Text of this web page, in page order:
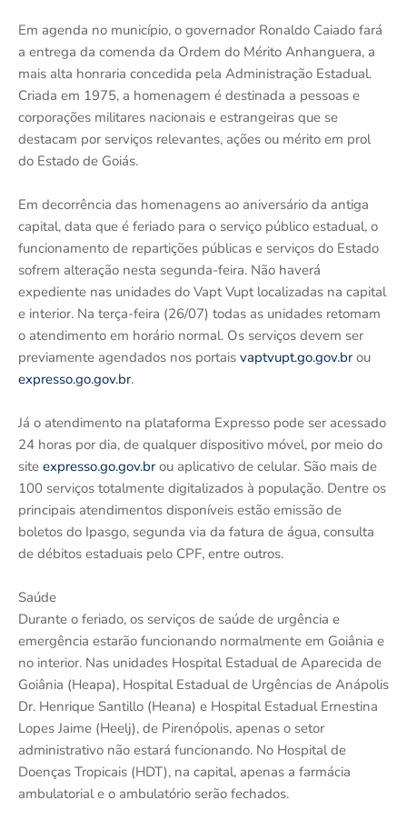
Em agenda no município, o governador Ronaldo Caiado fará
a entrega da comenda da Ordem do Mérito Anhanguera, a
mais alta honraria concedida pela Administração Estadual.
Criada em 1975, a homenagem é destinada a pessoas e
corporações militares nacionais e estrangeiras que se
destacam por serviços relevantes, ações ou mérito em prol
do Estado de Goiás.
Em decorrência das homenagens ao aniversário da antiga
capital, data que é feriado para o serviço público estadual, o
funcionamento de repartições públicas e serviços do Estado
sofrem alteração nesta segunda-feira. Não haverá
expediente nas unidades do Vapt Vupt localizadas na capital
e interior. Na terça-feira (26/07) todas as unidades retomam
o atendimento em horário normal. Os serviços devem ser
previamente agendados nos portais vaptvupt.go.gov.brou
expresso.go.gov.br.
Já o atendimento na plataforma Expresso pode ser acessado
24 horas por dia, de qualquer dispositivo móvel, por meio do
site expresso.go.gov.brou aplicativo de celular. São mais de
100 serviços totalmente digitalizados à população. Dentre os
principais atendimentos disponíveis estão emissão de
boletos do Ipasgo, segunda via da fatura de água, consulta
de débitos estaduais pelo CPF, entre outros.
Saúde
Durante o feriado, os serviços de saúde de urgência e
emergência estarão funcionando normalmente em Goiânia e
no interior. Nas unidades Hospital Estadual de Aparecida de
Goiânia (Heapa), Hospital Estadual de Urgências de Anápolis
Dr. Henrique Santillo (Heana) e Hospital Estadual Ernestina
Lopes Jaime (Heelj), de Pirenópolis, apenas o setor
administrativo não estará funcionando. No Hospital de
Doenças Tropicais (HDT), na capital, apenas a farmácia
ambulatorial e o ambulatório serão fechados.